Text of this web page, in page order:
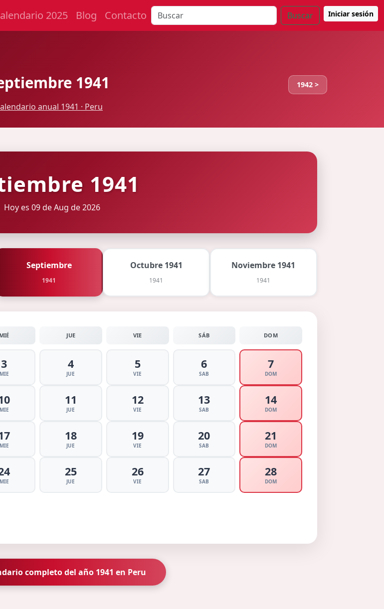
2025 Blog Contacto Buscar Iniciar sesión
1941 1942 >
anual 1941 · Peru
1941
Hoy es 09 de Aug de 2026
Septiembre
1941
Octubre 1941
1941
Noviembre 1941
1941
MIÉ JUE VIE SÁB DOM
3
MIE
4
JUE
5
VIE
6
SAB
7
DOM
MIE
11
JUE
12
VIE
13
SAB
14
DOM
MIE
18
JUE
19
VIE
20
SAB
21
DOM
MIE
25
JUE
26
VIE
27
SAB
28
DOM
completo del año 1941 en Peru